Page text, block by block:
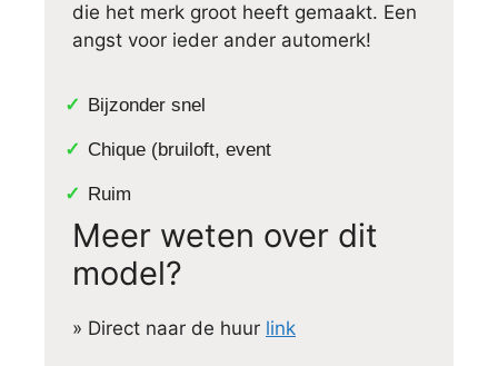
die het merk groot heeft gemaakt. Een
angst voor ieder ander automerk!
Bijzonder snel
Chique (bruiloft, event
Ruim
Meer weten over dit
model?
» Direct naar de huur link